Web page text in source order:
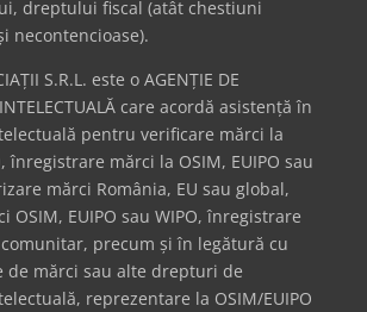
dreptului fiscal (atât chestiuni
necontencioase).
S.R.L. este o AGENȚIE DE
INTELECTUALĂ care acordă asistență în
pentru verificare mărci la
înregistrare mărci la OSIM, EUIPO sau
mărci România, EU sau global,
OSIM, EUIPO sau WIPO, înregistrare
precum și în legătură cu
de mărci sau alte drepturi de
reprezentare la OSIM/EUIPO